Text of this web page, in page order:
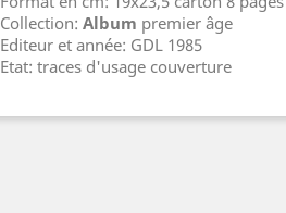
Collection: Album premier âge
Editeur et année: GDL 1985
Etat: traces d'usage couverture